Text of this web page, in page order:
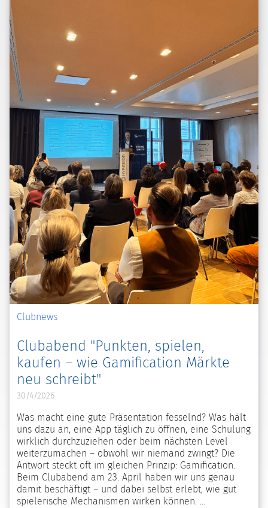
Clubnews
Clubabend "Punkten, spielen,
kaufen – wie Gamification Märkte
neu schreibt"
30/4/2026
Was macht eine gute Präsentation fesselnd? Was hält
uns dazu an, eine App täglich zu öffnen, eine Schulung
wirklich durchzuziehen oder beim nächsten Level
weiterzumachen – obwohl wir niemand zwingt? Die
Antwort steckt oft im gleichen Prinzip: Gamification.
Beim Clubabend am 23. April haben wir uns genau
damit beschäftigt – und dabei selbst erlebt, wie gut
spielerische Mechanismen wirken können.